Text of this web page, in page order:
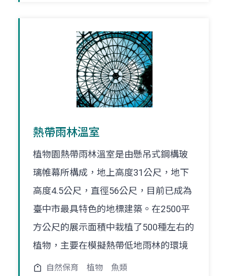
熱帶雨林溫室
植物園熱帶雨林溫室是由懸吊式鋼構玻
璃帷幕所構成，地上高度31公尺，地下
高度4.5公尺，直徑56公尺，目前已成為
臺中市最具特色的地標建築。在2500平
方公尺的展示面積中栽植了500種左右的
植物，主要在模擬熱帶低地雨林的環境
自然保育 植物 魚類